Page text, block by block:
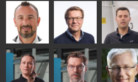
Mikko
Rantala
Ralf
Wolter
Antti
Bertrand
Cazes
Simo
Salminen
GLASTON
FINLAND OY
Flavio
Martinho